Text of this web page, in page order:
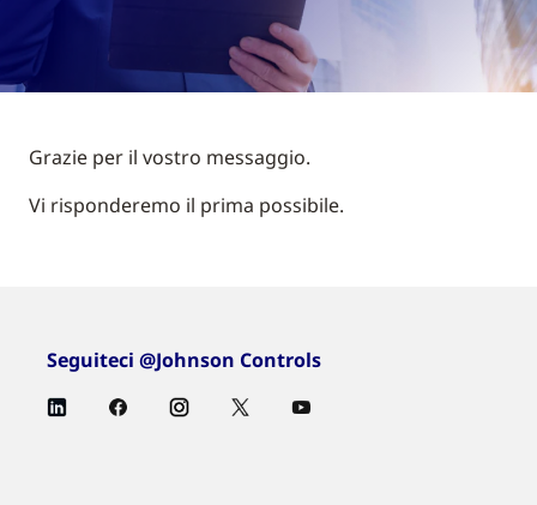
Grazie per il vostro messaggio.
Vi risponderemo il prima possibile.
Seguiteci @Johnson Controls